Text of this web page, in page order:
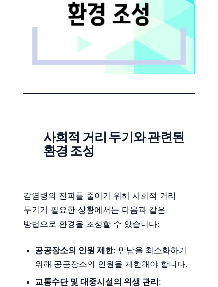
사회적 거리 두기와 관련된
환경 조성
감염병의 전파를 줄이기 위해 사회적 거리
두기가 필요한 상황에서는 다음과 같은
방법으로 환경을 조성할 수 있습니다:
공공장소의 인원 제한: 만남을 최소화하기
위해 공공장소의 인원을 제한해야 합니다.
교통수단 및 대중시설의 위생 관리: